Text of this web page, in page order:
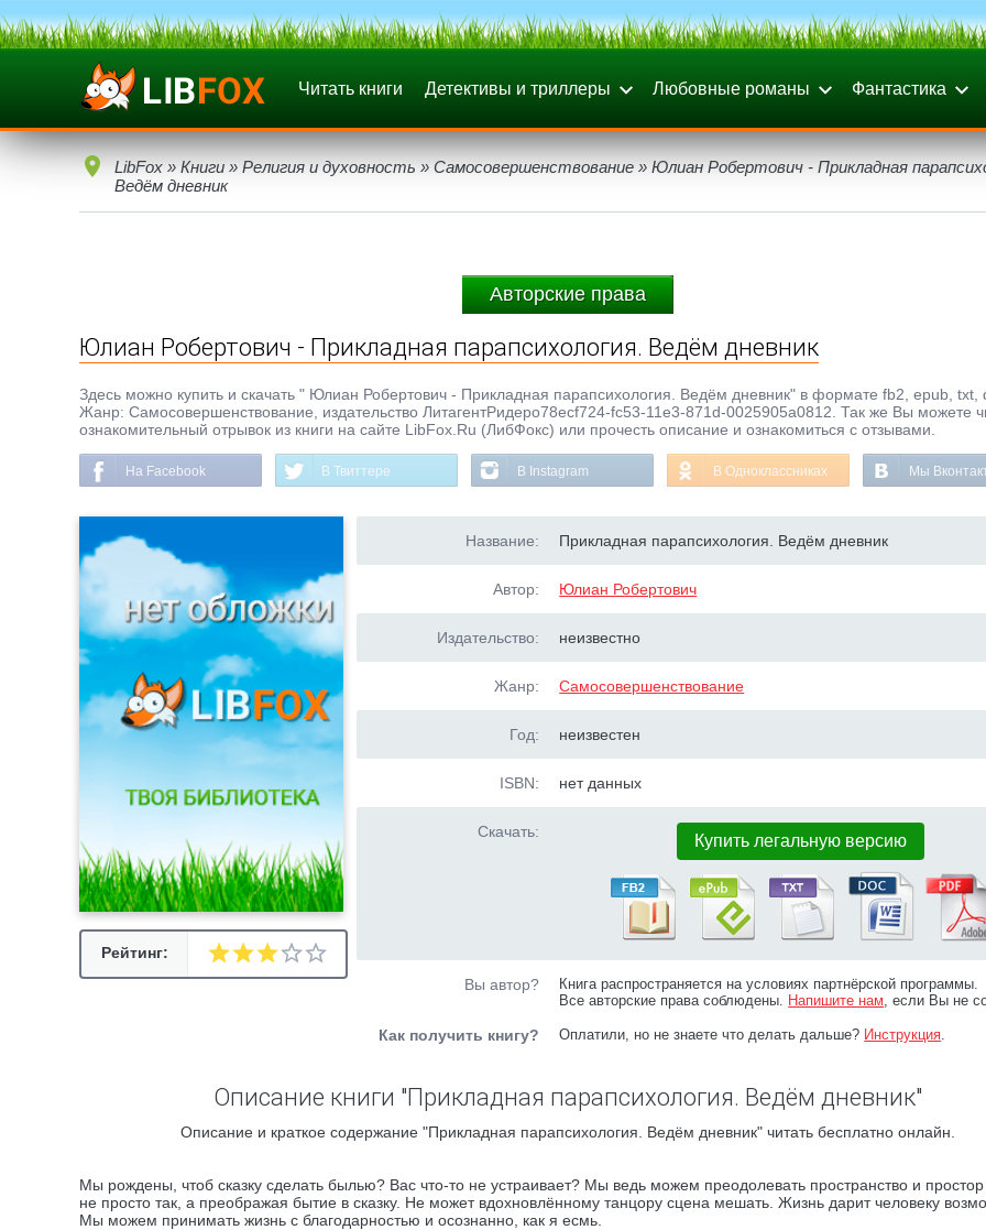
Читать книги Детективы и триллеры Любовные романы Фантастика
LibFox » Книги » Религия и духовность » Самосовершенствование » Юлиан Робертович - Прикладная
Ведём дневник
Авторские права
Юлиан Робертович - Прикладная парапсихология. Ведём дневник
Здесь можно купить и скачать " Юлиан Робертович - Прикладная парапсихология. Ведём дневник" в формате fb2, epub, txt,
Жанр: Самосовершенствование, издательство ЛитагентРидеро78ecf724-fc53-11e3-871d-0025905a0812. Так же Вы можете
ознакомительный отрывок из книги на сайте LibFox.Ru (ЛибФокс) или прочесть описание и ознакомиться с отзывами.
На Facebook В Твиттере В Instagram В Одноклассниках Мы
Рейтинг:
Название: Прикладная парапсихология. Ведём дневник
Автор: Юлиан Робертович
Издательство: неизвестно
Жанр: Самосовершенствование
Год: неизвестен
ISBN: нет данных
Скачать: Купить легальную версию
Вы автор?
Книга распространяется на условиях партнёрской программы.
Все авторские права соблюдены. Напишите нам, если Вы не
Как получить книгу? Оплатили, но не знаете что делать дальше? Инструкция.
Описание книги "Прикладная парапсихология. Ведём дневник"
Описание и краткое содержание "Прикладная парапсихология. Ведём дневник" читать бесплатно онлайн.
Мы рождены, чтоб сказку сделать былью? Вас что-то не устраивает? Мы ведь можем преодолевать пространство и простор
не просто так, а преображая бытие в сказку. Не может вдохновлённому танцору сцена мешать. Жизнь дарит человеку
Мы можем принимать жизнь с благодарностью и осознанно, как я есмь.